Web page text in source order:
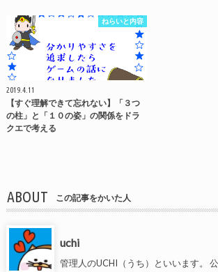
ねらいと内容
2019.4.11
【すぐ理解できて忘れない】「３つ
の柱」と「１０の姿」の関係をドラ
クエで考える
ABOUT この記事をかいた人
uchi
管理人のUCHI（うち）といいます。